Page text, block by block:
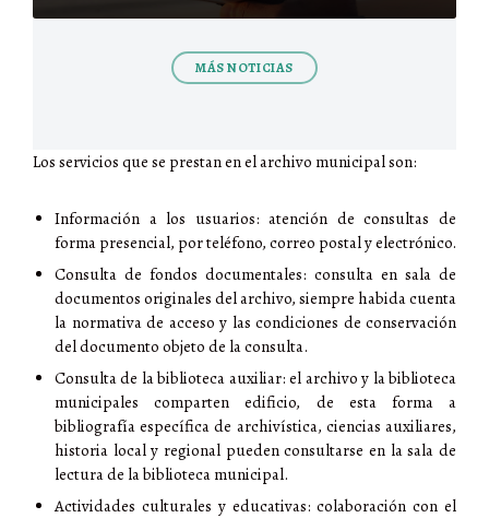
MÁS NOTICIAS
Los servicios que se prestan en el archivo municipal son:
Información a los usuarios: atención de consultas de
forma presencial, por teléfono, correo postal y electrónico.
Consulta de fondos documentales: consulta en sala de
documentos originales del archivo, siempre habida cuenta
la normativa de acceso y las condiciones de conservación
del documento objeto de la consulta.
Consulta de la biblioteca auxiliar: el archivo y la biblioteca
municipales comparten edificio, de esta forma a
bibliografía específica de archivística, ciencias auxiliares,
historia local y regional pueden consultarse en la sala de
lectura de la biblioteca municipal.
Actividades culturales y educativas: colaboración con el